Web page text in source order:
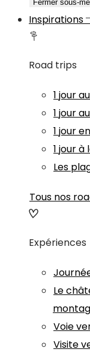
Fermer sous-
Inspirations
Road trips
1 jour
1 jour
1 jour
1 jour
Les
Tous nos
Expériences
Le
Voie
Visite